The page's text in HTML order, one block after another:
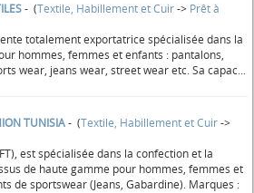
- (Textile, Habillement et Cuir-> Prêt à
totalement exportatrice spécialisée dans la
hommes, femmes et enfants : pantalons,
wear, jeans wear, street wear etc. Sa capac...
TUNISIA- (Textile, Habillement et Cuir->
est spécialisée dans la confection et la
de haute gamme pour hommes, femmes et
de sportswear (Jeans, Gabardine). Marques :